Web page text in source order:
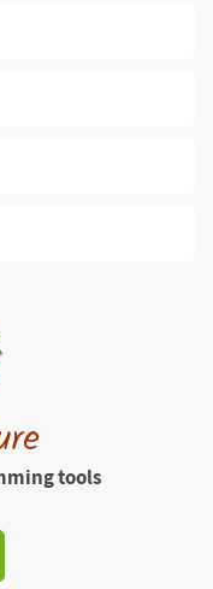
tools